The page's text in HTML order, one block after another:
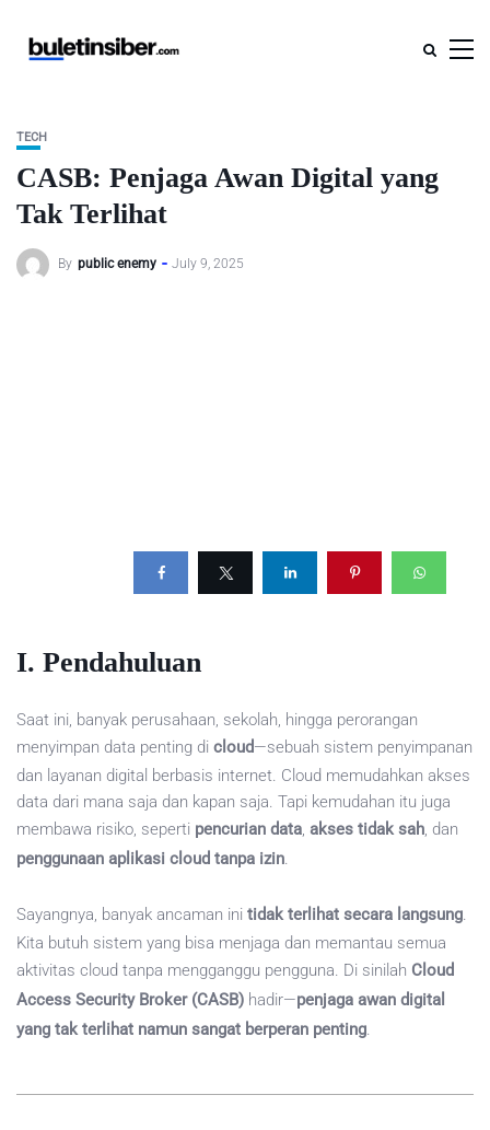
TECH
CASB: Penjaga Awan Digital yang
Tak Terlihat
By public enemy July 9, 2025
I. Pendahuluan
Saat ini, banyak perusahaan, sekolah, hingga perorangan
menyimpan data penting di cloud—sebuah sistem penyimpanan
dan layanan digital berbasis internet. Cloud memudahkan akses
data dari mana saja dan kapan saja. Tapi kemudahan itu juga
membawa risiko, seperti pencurian data, akses tidak sah, dan
penggunaan aplikasi cloud tanpa izin.
Sayangnya, banyak ancaman ini tidak terlihat secara langsung.
Kita butuh sistem yang bisa menjaga dan memantau semua
aktivitas cloud tanpa mengganggu pengguna. Di sinilah Cloud
Access Security Broker (CASB) hadir—penjaga awan digital
yang tak terlihat namun sangat berperan penting.